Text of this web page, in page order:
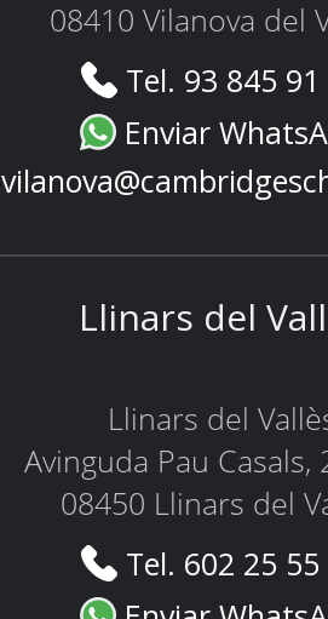
08410 Vilanova del
Tel. 93 845
Enviar
Llinars del
Llinars del
Avinguda Pau Casals,
08450 Llinars del
Tel. 602 25